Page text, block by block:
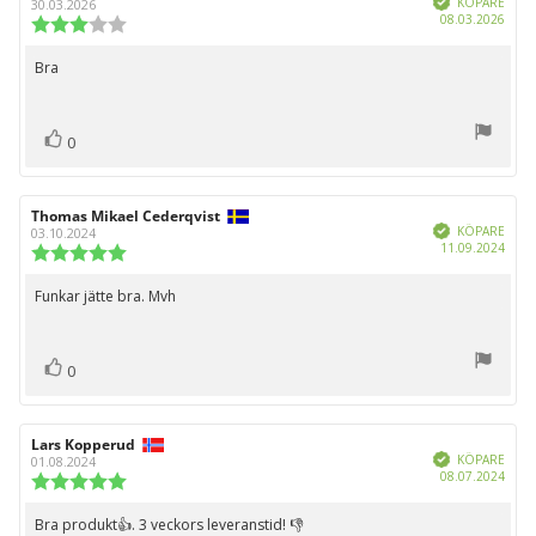
30.03.2026
08.03.2026
Recensionstext:
Bra
Rösta
upp
0
Recensionsförfattare:
Thomas Mikael Cederqvist
03.10.2024
utav
5
Bekräftad
KÖPARE
11.09.2024
Recensionstext:
Funkar jätte bra. Mvh
Rösta
upp
0
Recensionsförfattare:
Lars Kopperud
01.08.2024
utav
Bekräftad
KÖPARE
08.07.2024
Recensionstext:
Bra produkt👍. 3 veckors leveranstid! 👎